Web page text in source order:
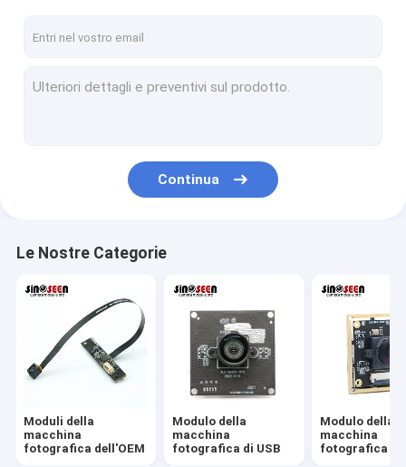
Moduli della macchina fotografica dell'OEM
Modulo globale della macchina fotografica dell'otturatore
Modulo doppio della macchina fotografica della lente
Modulo della macchina fotografica di riconoscimento di
modulo del webcam del computer portatile
1MP Camera Module
Continua
Le Nostre Categorie
Moduli della
macchina
fotografica dell'OEM
Modulo della
macchina
fotografica di USB
Modulo della
macchina
fotografica di